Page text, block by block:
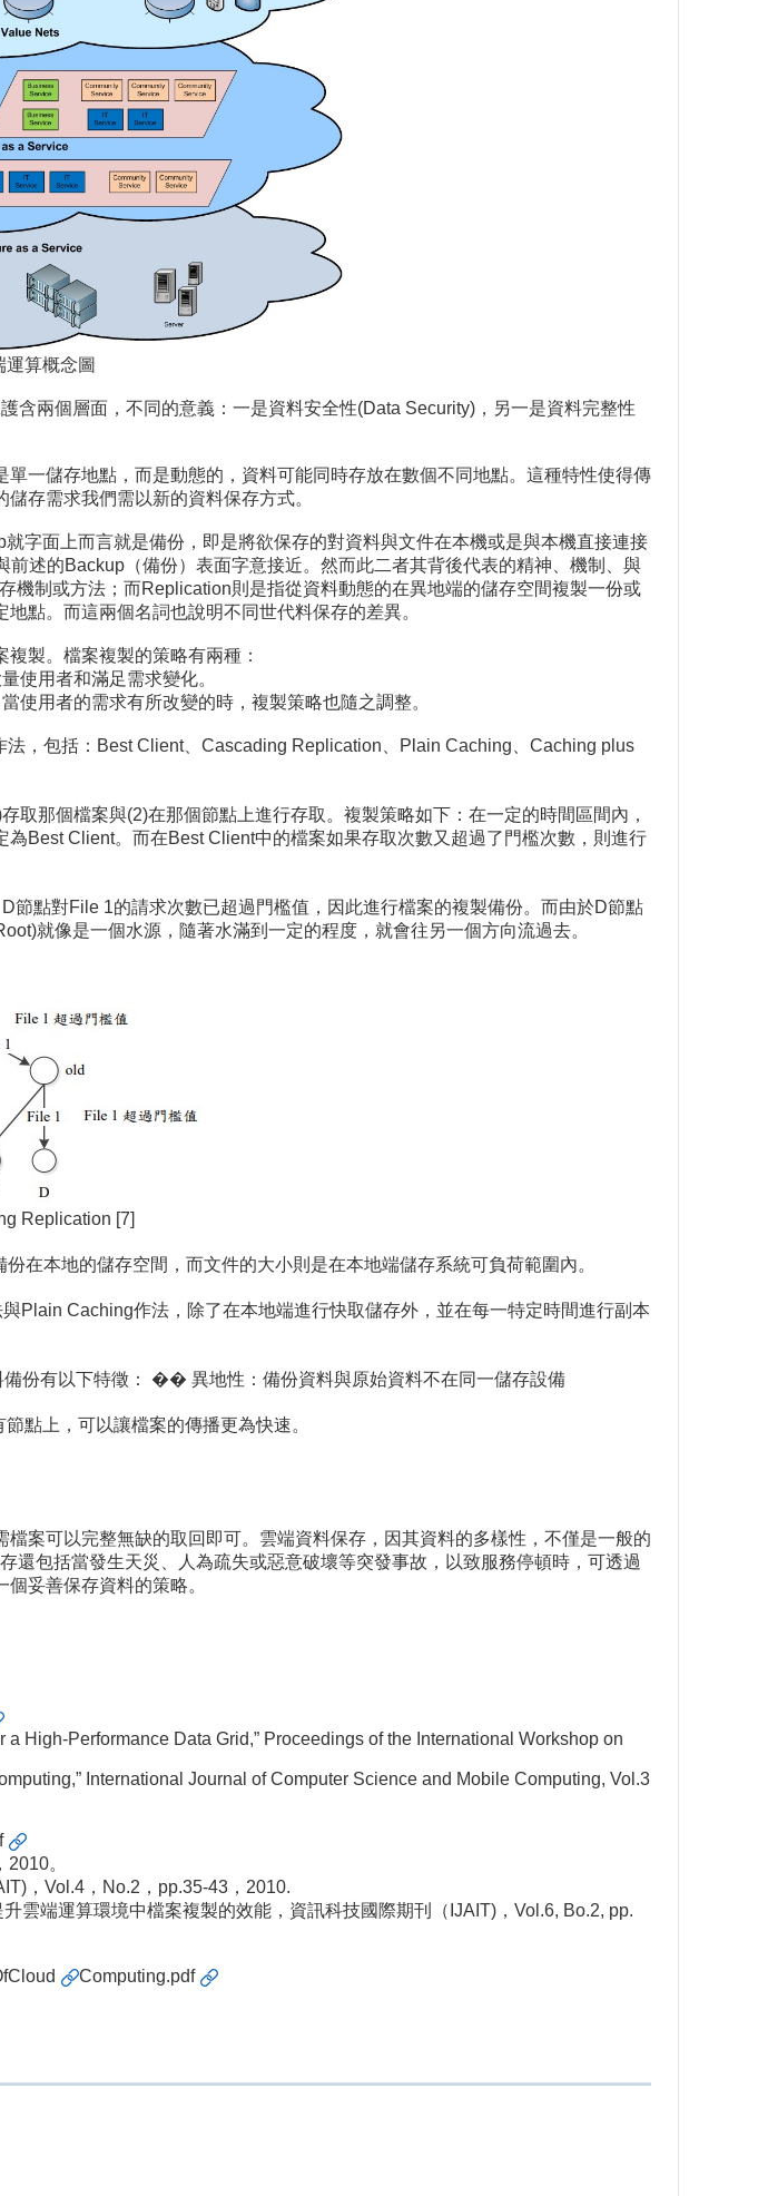
運算概念圖
含兩個層面，不同的意義：一是資料安全性(Data Security)，另一是資料完整性
一儲存地點，而是動態的，資料可能同時存放在數個不同地點。這種特性使得傳
存需求我們需以新的資料保存方式。
字面上而言就是備份，即是將欲保存的對資料與文件在本機或是與本機直接連接
述的Backup（備份）表面字意接近。然而此二者其背後代表的精神、機制、與
制或方法；而Replication則是指從資料動態的在異地端的儲存空間複製一份或
點。而這兩個名詞也說明不同世代料保存的差異。
製。檔案複製的策略有兩種：
使用者和滿足需求變化。
使用者的需求有所改變的時，複製策略也隨之調整。
，包括：Best Client、Cascading Replication、Plain Caching、Caching plus
那個檔案與(2)在那個節點上進行存取。複製策略如下：在一定的時間區間內，
Best Client。而在Best Client中的檔案如果存取次數又超過了門檻次數，則進行
點對File 1的請求次數已超過門檻值，因此進行檔案的複製備份。而由於D節點
就像是一個水源，隨著水滿到一定的程度，就會往另一個方向流過去。
Replication [7]
本地的儲存空間，而文件的大小則是在本地端儲存系統可負荷範圍內。
Caching作法，除了在本地端進行快取儲存外，並在每一特定時間進行副本
份有以下特徵： �� 異地性：備份資料與原始資料不在同一儲存設備
點上，可以讓檔案的傳播更為快速。
案可以完整無缺的取回即可。雲端資料保存，因其資料的多樣性，不僅是一般的
包括當發生天災、人為疏失或惡意破壞等突發事故，以致服務停頓時，可透過
妥善保存資料的策略。
High-Performance Data Grid,” Proceedings of the International Workshop on
International Journal of Computer Science and Mobile Computing, Vol.3
。
，Vol.4，No.2，pp.35-43，2010.
雲端運算環境中檔案複製的效能，資訊科技國際期刊（IJAIT)，Vol.6, Bo.2, pp.
Computing.pdf